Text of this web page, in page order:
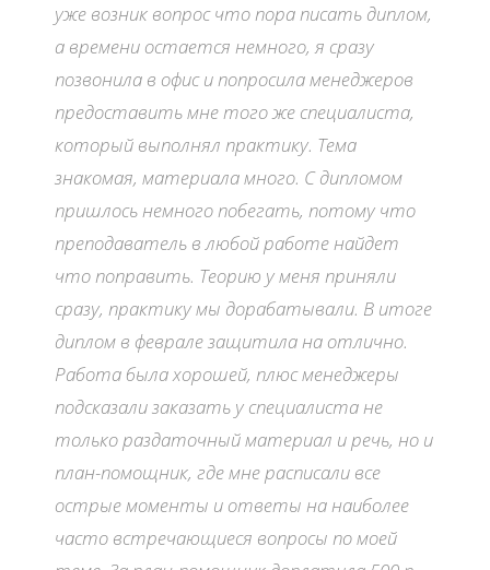
уже возник вопрос что пора писать диплом,
а времени остается немного, я сразу
позвонила в офис и попросила менеджеров
предоставить мне того же специалиста,
который выполнял практику. Тема
знакомая, материала много. С дипломом
пришлось немного побегать, потому что
преподаватель в любой работе найдет
что поправить. Теорию у меня приняли
сразу, практику мы дорабатывали. В итоге
диплом в феврале защитила на отлично.
Работа была хорошей, плюс менеджеры
подсказали заказать у специалиста не
только раздаточный материал и речь, но и
план-помощник, где мне расписали все
острые моменты и ответы на наиболее
часто встречающиеся вопросы по моей